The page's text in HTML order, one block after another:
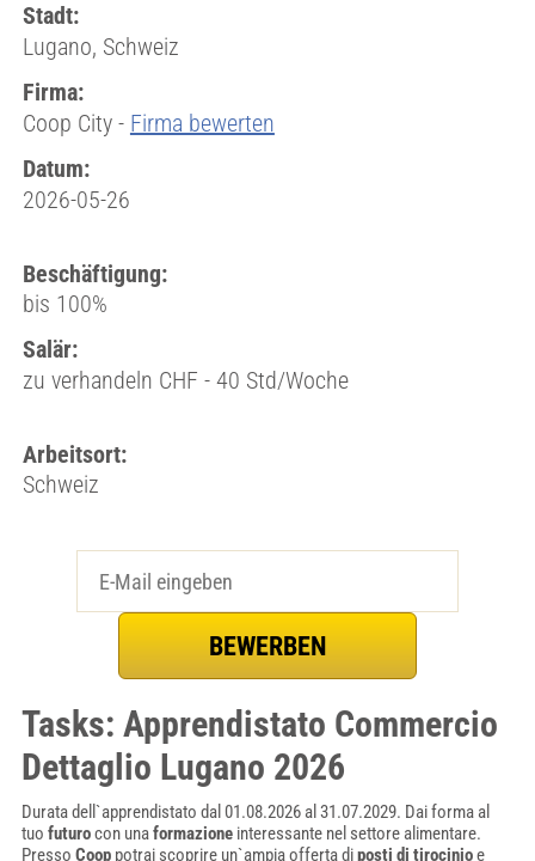
Stadt:
Lugano, Schweiz
Firma:
Coop City - Firma bewerten
Datum:
2026-05-26
Beschäftigung:
bis 100%
Salär:
zu verhandeln CHF - 40 Std/Woche
Arbeitsort:
Schweiz
Tasks: Apprendistato Commercio
Dettaglio Lugano 2026
Durata dell`apprendistato dal 01.08.2026 al 31.07.2029. Dai forma al
tuo futurocon unaformazioneinteressante nel settore alimentare.
Presso Cooppotrai scoprire un`ampia offerta diposti di tirocinioe